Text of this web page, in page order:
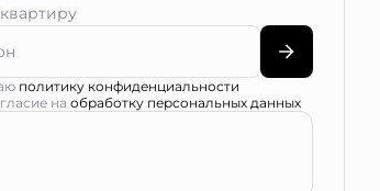
политику конфиденциальности
на обработку персональных данных